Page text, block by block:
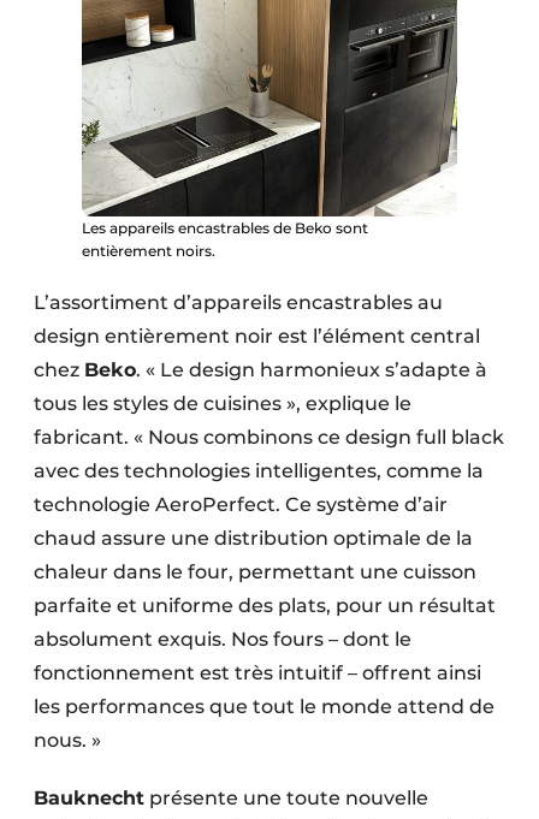
Les appareils encastrables de Beko sont
entièrement noirs.
L’assortiment d’appareils encastrables au
design entièrement noir est l’élément central
chez Beko. « Le design harmonieux s’adapte à
tous les styles de cuisines », explique le
fabricant. « Nous combinons ce design full black
avec des technologies intelligentes, comme la
technologie AeroPerfect. Ce système d’air
chaud assure une distribution optimale de la
chaleur dans le four, permettant une cuisson
parfaite et uniforme des plats, pour un résultat
absolument exquis. Nos fours – dont le
fonctionnement est très intuitif – offrent ainsi
les performances que tout le monde attend de
nous. »
Bauknecht présente une toute nouvelle